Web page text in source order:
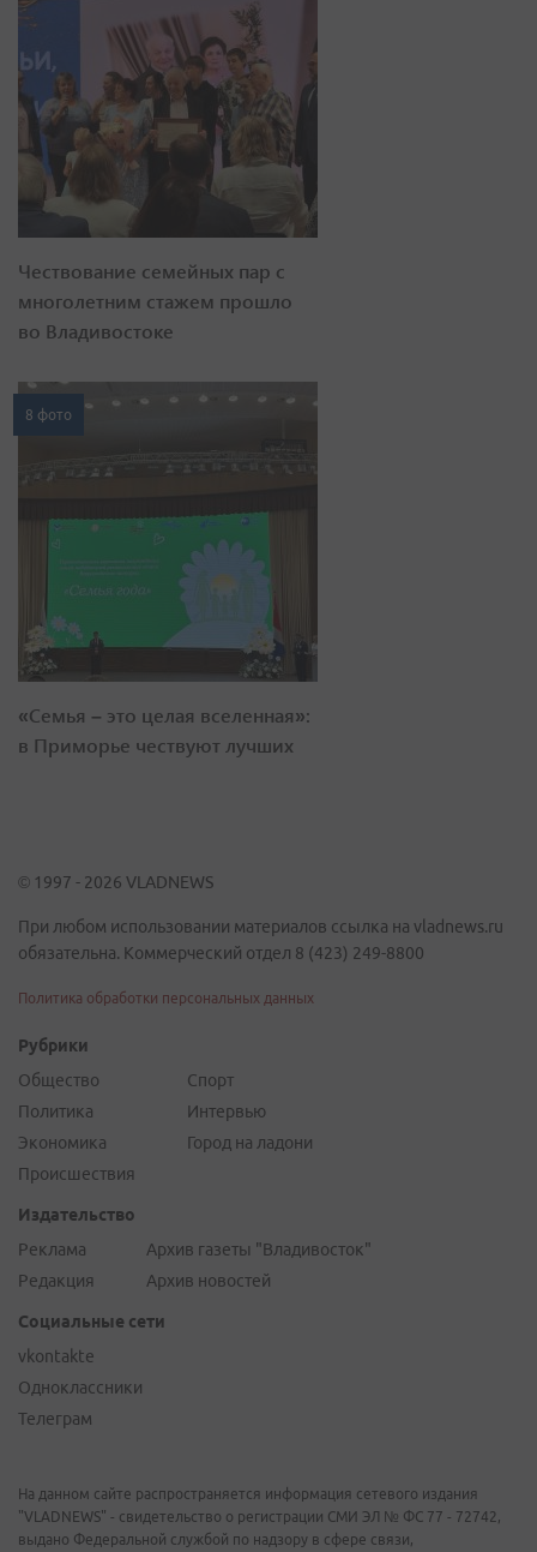
Чествование семейных пар с
многолетним стажем прошло
во Владивостоке
8 фото
«Семья – это целая вселенная»:
в Приморье чествуют лучших
© 1997 - 2026 VLADNEWS
При любом использовании материалов ссылка на vladnews.ru
обязательна. Коммерческий отдел 8 (423) 249-8800
Политика обработки персональных данных
Рубрики
Общество
Политика
Экономика
Происшествия
Спорт
Интервью
Город на ладони
Издательство
Реклама
Редакция
Архив газеты "Владивосток"
Архив новостей
Социальные сети
vkontakte
Одноклассники
Телеграм
На данном сайте распространяется информация сетевого издания
"VLADNEWS" - свидетельство о регистрации СМИ ЭЛ № ФС 77 - 72742,
выдано Федеральной службой по надзору в сфере связи,